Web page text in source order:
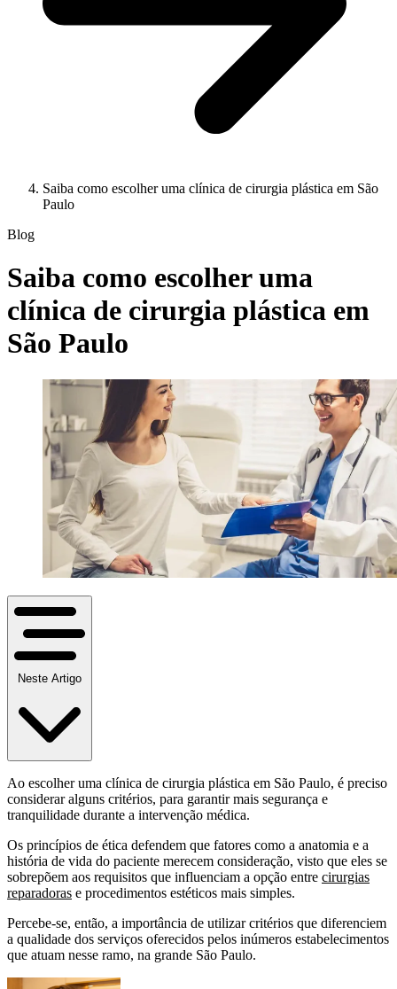
Saiba como escolher uma clínica de cirurgia plástica em São
Paulo
Blog
Saiba como escolher uma
clínica de cirurgia plástica em
São Paulo
Neste Artigo
Ao escolher uma clínica de cirurgia plástica em São Paulo, é preciso
considerar alguns critérios, para garantir mais segurança e
tranquilidade durante a intervenção médica.
Os princípios de ética defendem que fatores como a anatomia e a
história de vida do paciente merecem consideração, visto que eles se
sobrepõem aos requisitos que influenciam a opção entre cirurgias
reparadoras e procedimentos estéticos mais simples.
Percebe-se, então, a importância de utilizar critérios que diferenciem
a qualidade dos serviços oferecidos pelos inúmeros estabelecimentos
que atuam nesse ramo, na grande São Paulo.